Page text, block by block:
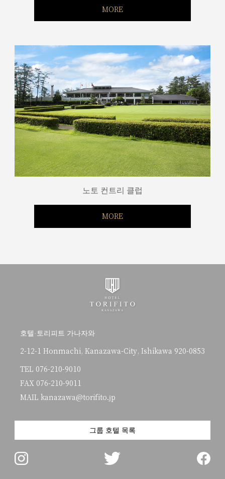
MORE
노토 컨트리 클럽
MORE
호텔·토리피트 가나자와
2-12-1 Honmachi, Kanazawa-City, Ishikawa 920-0853
TEL 076-210-9010
FAX 076-210-9011
MAIL kanazawa@torifito.jp
그룹 호텔 목록